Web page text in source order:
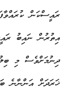
ރައީސްކަން
އިތުރުން ނައިބު
ދިނުމަށްވެސް މި
ޚަރަދަށް އަންނާނެ